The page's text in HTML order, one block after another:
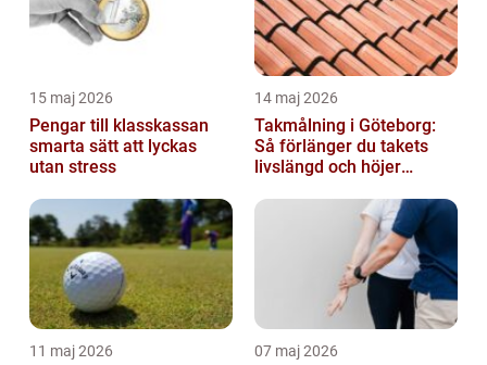
15 maj 2026
Pengar till klasskassan
smarta sätt att lyckas
utan stress
14 maj 2026
Takmålning i Göteborg:
Så förlänger du takets
livslängd och höjer
11 maj 2026 07 maj 2026